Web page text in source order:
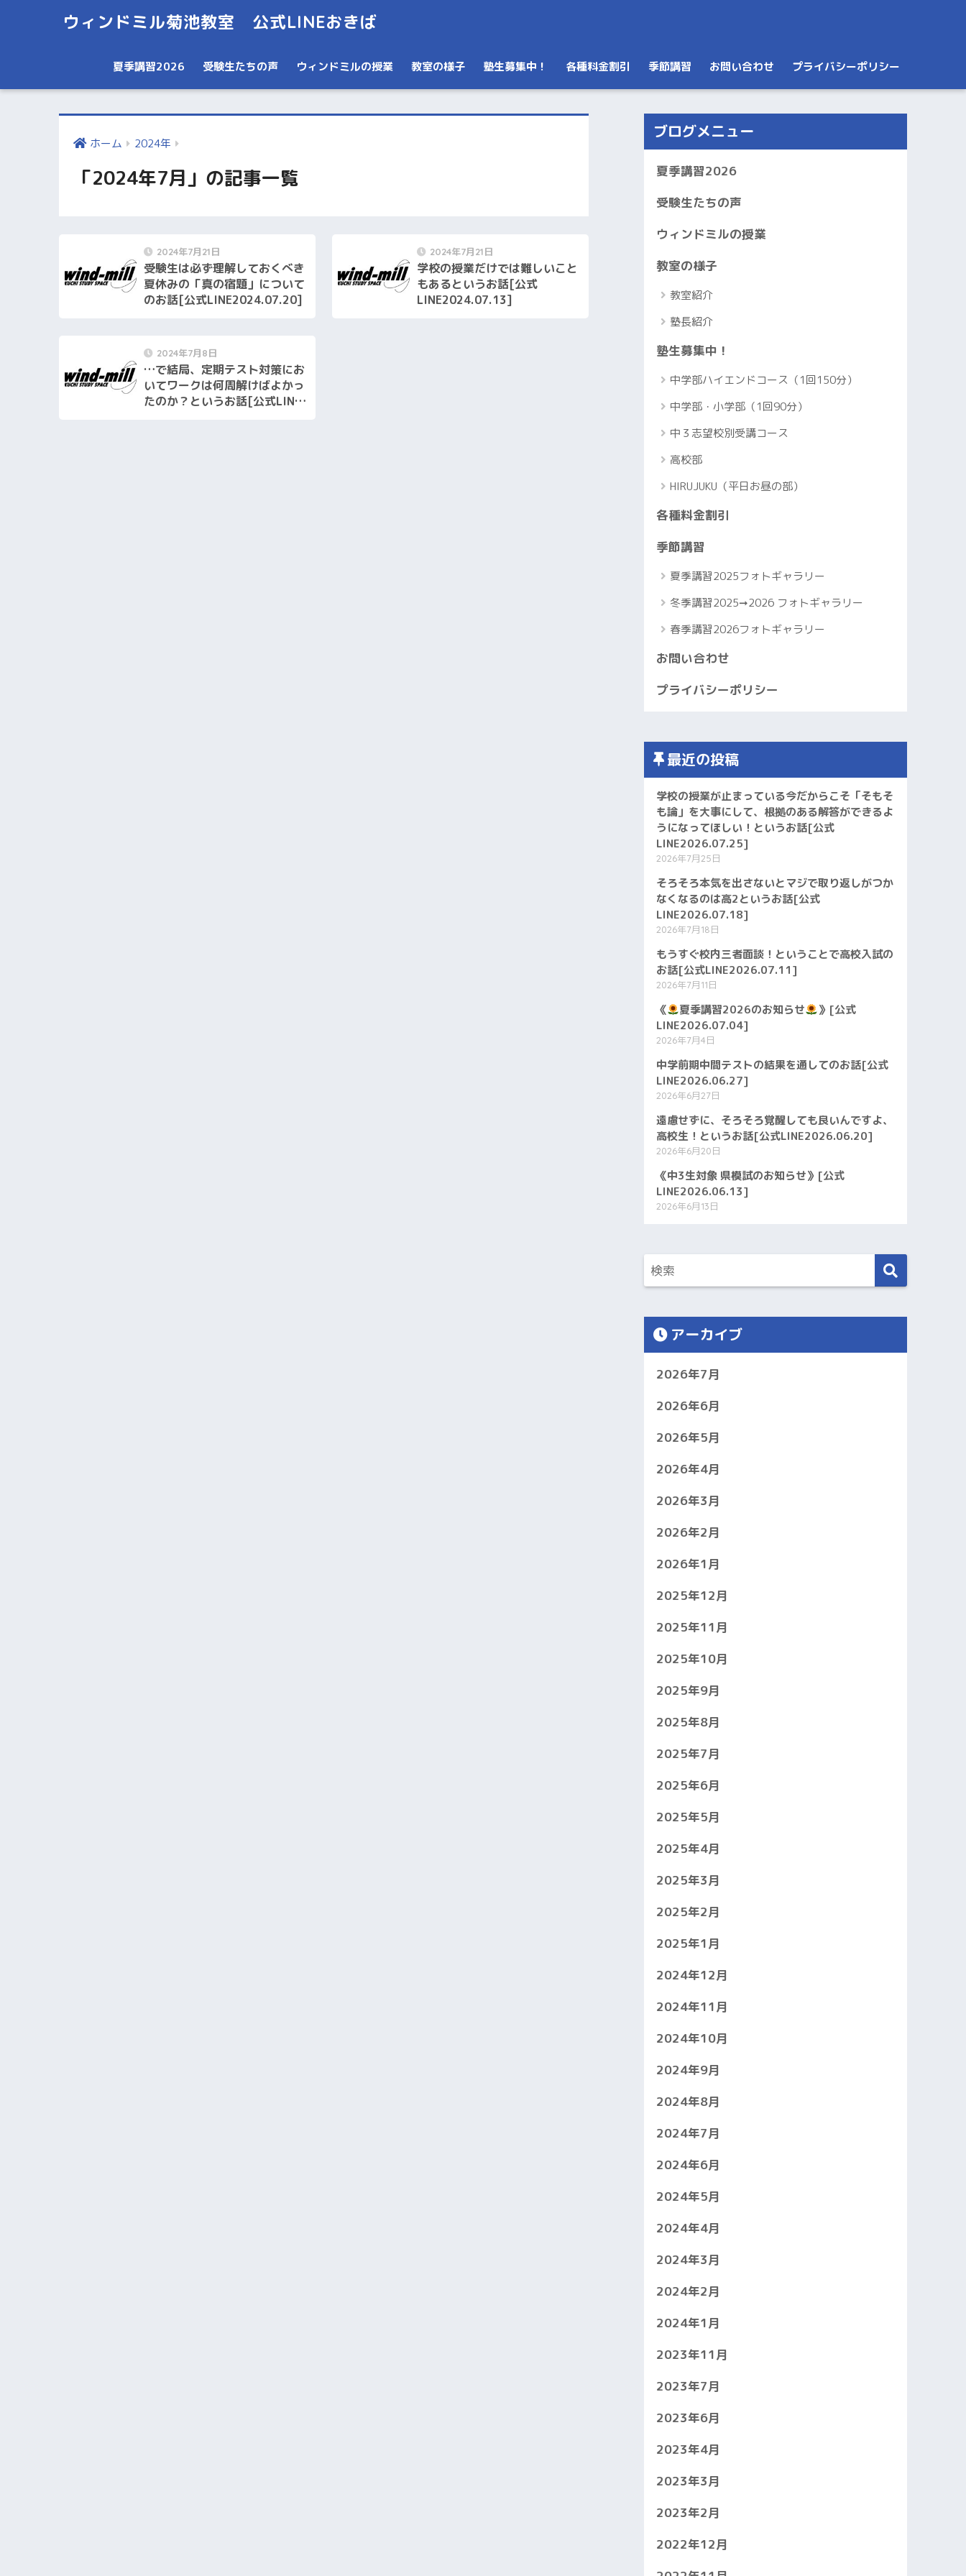
ウィンドミル菊池教室 公式LINEおきば
夏季講習2026 受験生たちの声 ウィンドミルの授業 教室の様子 塾生募集中！ 各種料金割引 季節講習 お問い合わせ プライバシーポリシー
ホーム 2024年
「2024年7月」の記事一覧
2024年7月21日
受験生は必ず理解しておくべき
夏休みの「真の宿題」について
のお話[公式LINE2024.07.20]
2024年7月21日
学校の授業だけでは難しいこと
もあるというお話[公式
LINE2024.07.13]
2024年7月8日
…で結局、定期テスト対策にお
いてワークは何周解けばよかっ
たのか？というお話[公式LINE
ブログメニュー
夏季講習2026
受験生たちの声
ウィンドミルの授業
教室の様子
教室紹介
塾長紹介
塾生募集中！
中学部ハイエンドコース（1回150分）
中学部・小学部（1回90分）
中３志望校別受講コース
高校部
HIRUJUKU（平日お昼の部）
各種料金割引
季節講習
夏季講習2025フォトギャラリー
冬季講習2025➞2026 フォトギャラリー
春季講習2026フォトギャラリー
お問い合わせ
プライバシーポリシー
最近の投稿
学校の授業が止まっている今だからこそ「そもそ
も論」を大事にして、根拠のある解答ができるよ
うになってほしい！というお話[公式
LINE2026.07.25]
2026年7月25日
そろそろ本気を出さないとマジで取り返しがつか
なくなるのは高2というお話[公式
LINE2026.07.18]
2026年7月18日
もうすぐ校内三者面談！ということで高校入試の
お話[公式LINE2026.07.11]
2026年7月11日
《 夏季講習2026のお知らせ
》[公式
LINE2026.07.04]
2026年7月4日
中学前期中間テストの結果を通してのお話[公式
LINE2026.06.27]
2026年6月27日
遠慮せずに、そろそろ覚醒しても良いんですよ、
高校生！というお話[公式LINE2026.06.20]
2026年6月20日
《中3生対象 県模試のお知らせ》[公式
LINE2026.06.13]
2026年6月13日
アーカイブ
2026年7月
2026年6月
2026年5月
2026年4月
2026年3月
2026年2月
2026年1月
2025年12月
2025年11月
2025年10月
2025年9月
2025年8月
2025年7月
2025年6月
2025年5月
2025年4月
2025年3月
2025年2月
2025年1月
2024年12月
2024年11月
2024年10月
2024年9月
2024年8月
2024年7月
2024年6月
2024年5月
2024年4月
2024年3月
2024年2月
2024年1月
2023年11月
2023年7月
2023年6月
2023年4月
2023年3月
2023年2月
2022年12月